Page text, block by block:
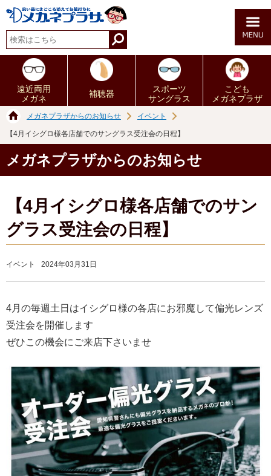
遠近両用
メガネ
補聴器
スポーツ
サングラス
こども
メガネプラザ
メガネプラザからのお知らせ イベント
【4月イシグロ様各店舗でのサングラス受注会の日程】
メガネプラザからのお知らせ
【4月イシグロ様各店舗でのサン
グラス受注会の日程】
イベント 2024年03月31日
4月の毎週土日はイシグロ様の各店にお邪魔して偏光レンズ
受注会を開催します
ぜひこの機会にご来店下さいませ